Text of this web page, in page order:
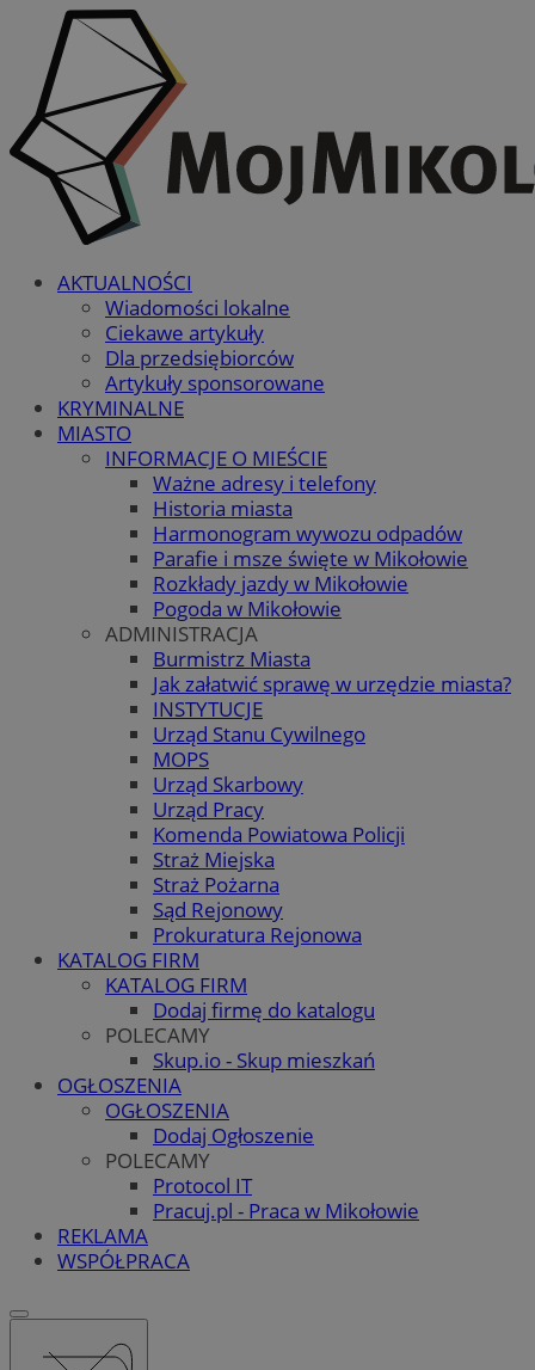
AKTUALNOŚCI
Wiadomości lokalne
Ciekawe artykuły
Dla przedsiębiorców
Artykuły sponsorowane
KRYMINALNE
MIASTO
INFORMACJE O MIEŚCIE
Ważne adresy i telefony
Historia miasta
Harmonogram wywozu odpadów
Parafie i msze święte w Mikołowie
Rozkłady jazdy w Mikołowie
Pogoda w Mikołowie
ADMINISTRACJA
Burmistrz Miasta
Jak załatwić sprawę w urzędzie miasta?
INSTYTUCJE
Urząd Stanu Cywilnego
MOPS
Urząd Skarbowy
Urząd Pracy
Komenda Powiatowa Policji
Straż Miejska
Straż Pożarna
Sąd Rejonowy
Prokuratura Rejonowa
KATALOG FIRM
KATALOG FIRM
Dodaj firmę do katalogu
POLECAMY
Skup.io - Skup mieszkań
OGŁOSZENIA
OGŁOSZENIA
Dodaj Ogłoszenie
POLECAMY
Protocol IT
Pracuj.pl - Praca w Mikołowie
REKLAMA
WSPÓŁPRACA